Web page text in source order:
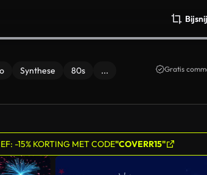
Synthese 80s ... Gratis
-15% KORTING MET CODE"COVERR15"